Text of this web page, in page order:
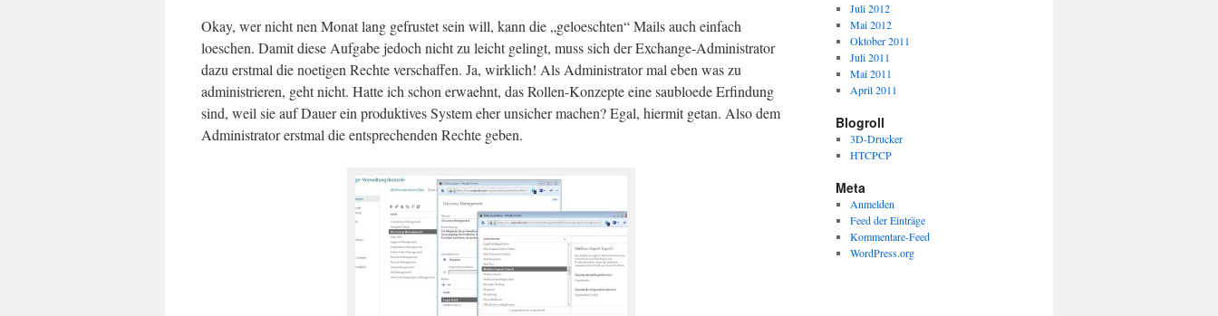
Okay, wer nicht nen Monat lang gefrustet sein will, kann die „geloeschten“ Mails auch einfach
loeschen. Damit diese Aufgabe jedoch nicht zu leicht gelingt, muss sich der Exchange-Administrator
dazu erstmal die noetigen Rechte verschaffen. Ja, wirklich! Als Administrator mal eben was zu
administrieren, geht nicht. Hatte ich schon erwaehnt, das Rollen-Konzepte eine saubloede Erfindung
sind, weil sie auf Dauer ein produktives System eher unsicher machen? Egal, hiermit getan. Also dem
Administrator erstmal die entsprechenden Rechte geben.
Juli 2012
Mai 2012
Oktober 2011
Juli 2011
Mai 2011
April 2011
Blogroll
3D-Drucker
HTCPCP
Meta
Anmelden
Feed der Einträge
Kommentare-Feed
WordPress.org